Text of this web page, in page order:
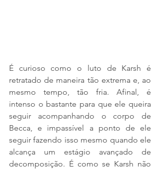
É curioso como o luto de Karsh é
retratado de maneira tão extrema e, ao
mesmo tempo, tão fria. Afinal, é
intenso o bastante para que ele queira
seguir acompanhando o corpo de
Becca, e impassível a ponto de ele
seguir fazendo isso mesmo quando ele
alcança um estágio avançado de
decomposição. É como se Karsh não